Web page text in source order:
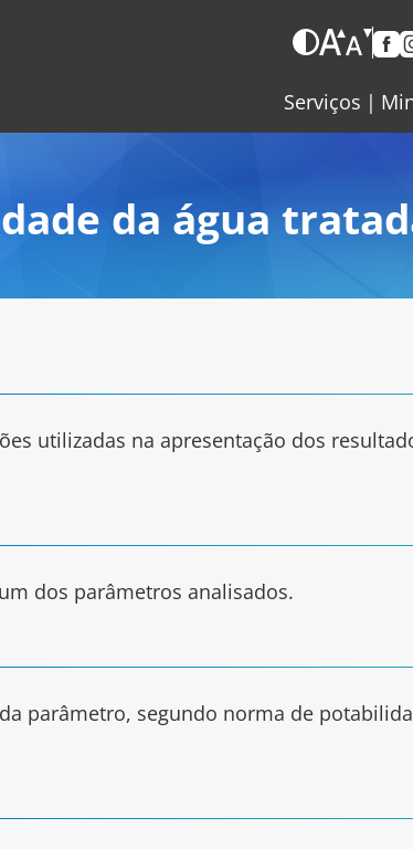
Serviços
da água
utilizadas na apresentação dos
dos parâmetros analisados.
parâmetro, segundo norma de